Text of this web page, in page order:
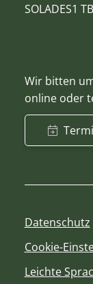
SOLADES1
Wir bitten
online oder
Datenschutz
Cookie-
Leichte